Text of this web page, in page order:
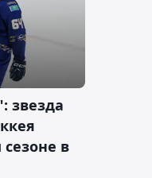
звезда
в